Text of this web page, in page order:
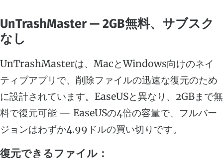
UnTrashMaster — 2GB無料、サブスク
なし
UnTrashMasterは、MacとWindows向けのネイ
ティブアプリで、削除ファイルの迅速な復元のため
に設計されています。EaseUSと異なり、2GBまで無
料で復元可能 — EaseUSの4倍の容量で、フルバー
ジョンはわずか4.99ドルの買い切りです。
復元できるファイル：